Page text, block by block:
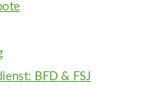
BFD & FSJ